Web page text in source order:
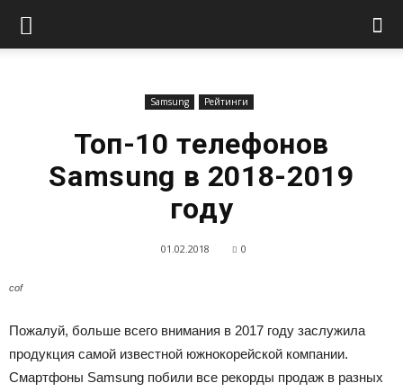
Samsung Рейтинги
Топ-10 телефонов
Samsung в 2018-2019
году
01.02.2018 0
cof
Пожалуй, больше всего внимания в 2017 году заслужила
продукция самой известной южнокорейской компании.
Смартфоны Samsung побили все рекорды продаж в разных